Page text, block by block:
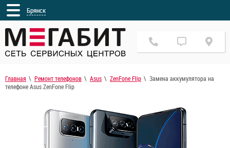
Брянск
Главная Ремонт телефонов Asus ZenFone Flip
Замена аккумулятора на
телефоне Asus ZenFone Flip